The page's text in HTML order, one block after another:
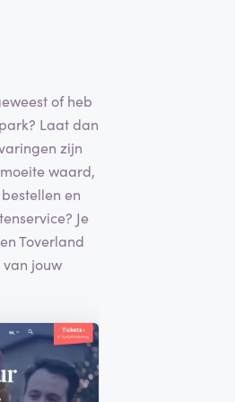
of heb
Laat dan
zijn
waard,
en
Je
Toverland
jouw